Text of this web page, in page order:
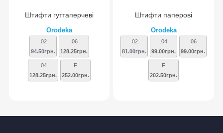
Штифти гуттаперчеві
Orodeka
.02
94.50грн.
.06
128.25грн.
.04
128.25грн.
F
252.00грн.
Штифти паперові
Orodeka
.02
81.00грн.
.04
99.00грн.
.06
99.00грн.
F
202.50грн.